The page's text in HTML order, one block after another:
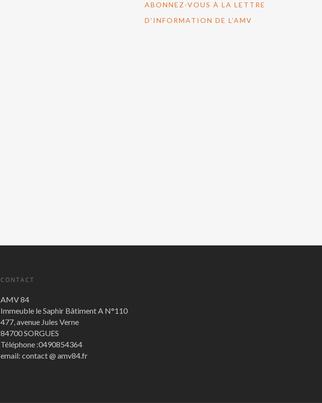
ABONNEZ-VOUS À LA LETTRE
D’INFORMATION DE L’AMV
CONTACT
AMV 84
Immeuble le Saphir Bâtiment A N°110
477, avenue Jules Verne
84700 SORGUES
Téléphone :0490854364
email: contact @ amv84.fr